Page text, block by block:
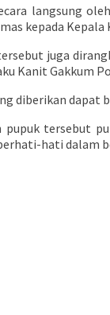
langsung
kepada
juga
Kanit Gakkum
diberikan dapat
pupuk tersebut
hati dalam